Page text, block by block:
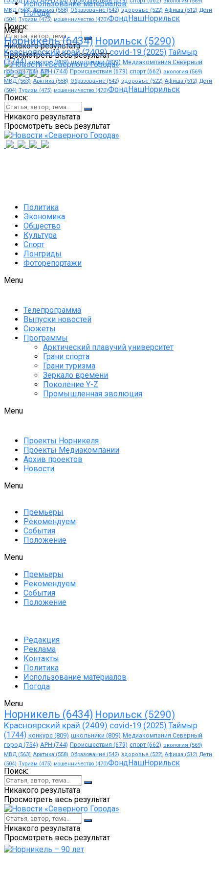
МВД (563) Арктика (558) Образование (542) здоровье (522) Афиша (512) Дети
(504) Туризм (475) мошенничество (470)ФондНашНорильск
Поиск:
Никакого результата
Просмотреть весь результат
Использование материалов
Погода
Menu
Норникель(6434) Норильск (5290)
Красноярский край(2409) covid-19 (2025) Таймыр
(1744) конкурс(809) школьники(809) Медиакомпания Северный
город(754) АРН (744) Происшествия (679) спорт (662) экология (569)
МВД (563) Арктика (558) Образование (542) здоровье (522) Афиша (512) Дети
(504) Туризм (475) мошенничество (470)ФондНашНорильск
Поиск:
Никакого результата
Просмотреть весь результат
Политика
Экономика
Общество
Культура
Спорт
Лонгриды
Фоторепортажи
Menu
Телепрограмма
Выпуски новостей
Сюжеты
Программы
Арктический плавучий университет
Грани спорта
Грани туризма
Зеркало времени
Поколение Y-Z
Промышленная эволюция
Menu
Проекты Норникеля
Проекты Медиакомпании
Архив проектов
Новости
Menu
Премьеры
Рекомендуем
События
Положение
Menu
Премьеры
Рекомендуем
События
Положение
Редакция
Реклама
Контакты
Политика
Использование материалов
Погода
Menu
Норникель (6434) Норильск (5290)
Красноярский край (2409) covid-19 (2025) Таймыр
(1744) конкурс (809) школьники (809) Медиакомпания Северный
город (754) АРН (744) Происшествия (679) спорт (662) экология (569)
МВД (563) Арктика (558) Образование (542) здоровье (522) Афиша (512) Дети
(504) Туризм (475) мошенничество (470)ФондНашНорильск
Поиск:
Никакого результата
Просмотреть весь результат
Никакого результата
Просмотреть весь результат